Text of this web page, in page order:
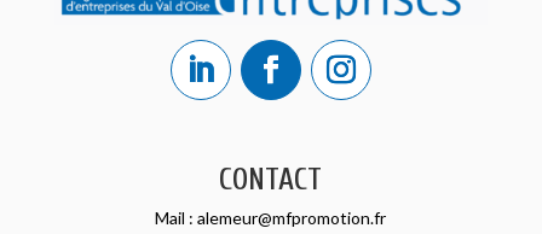
CONTACT
Mail :alemeur@mfpromotion.fr